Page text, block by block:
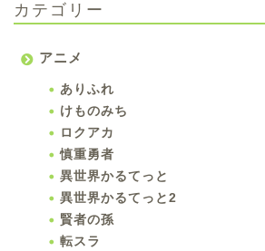
カテゴリー
アニメ
ありふれ
けものみち
ロクアカ
慎重勇者
異世界かるてっと
異世界かるてっと2
賢者の孫
転スラ